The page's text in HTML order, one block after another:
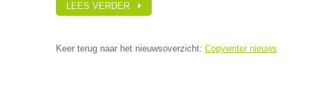
LEES VERDER
Keer terug naar het nieuwsoverzicht: Copywriter nieuws